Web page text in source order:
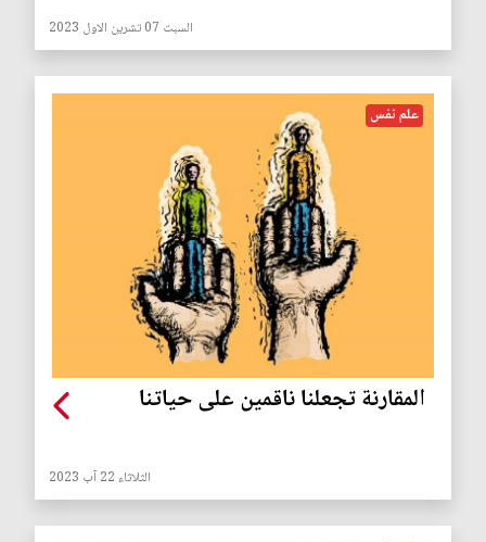
السبت 07 تشرين الاول 2023
علم نفس
المقارنة تجعلنا ناقمين على حياتنا
الثلاثاء 22 آب 2023